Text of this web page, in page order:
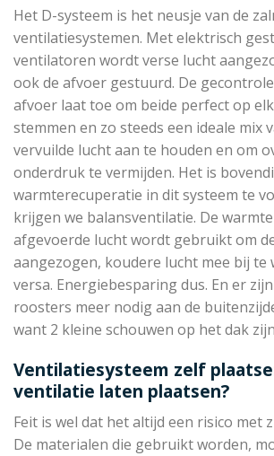
Het D-systeem is het neusje van de
ventilatiesystemen. Met elektrisch
ventilatoren wordt verse lucht
ook de afvoer gestuurd. De
afvoer laat toe om beide perfect op
stemmen en zo steeds een ideale mix
vervuilde lucht aan te houden en om
onderdruk te vermijden. Het is
warmterecuperatie in dit systeem te
krijgen we balansventilatie. De
afgevoerde lucht wordt gebruikt om
aangezogen, koudere lucht mee bij te
versa. Energiebesparing dus. En er
roosters meer nodig aan de
want 2 kleine schouwen op het dak
Ventilatiesysteem zelf
ventilatie laten plaatsen?
Feit is wel dat het altijd een risico met
De materialen die gebruikt worden,